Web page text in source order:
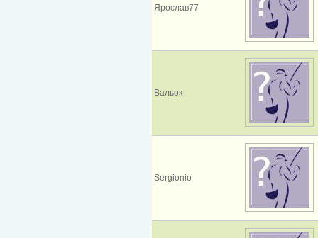
Ярослав77
Вальок
Sergionio